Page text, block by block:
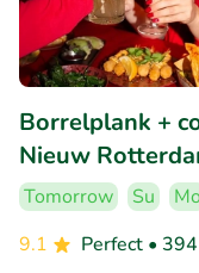
Borrelplank +
Nieuw
Tomorrow Su Mo
9.1
Perfect •